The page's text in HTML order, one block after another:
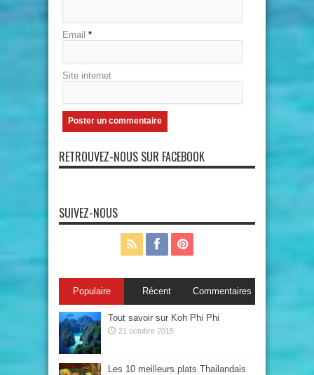
Email *
Site internet
RETROUVEZ-NOUS SUR FACEBOOK
SUIVEZ-NOUS
Populaire Récent Commentaires
Tout savoir sur Koh Phi Phi
21 octobre 2015
Les 10 meilleurs plats Thailandais